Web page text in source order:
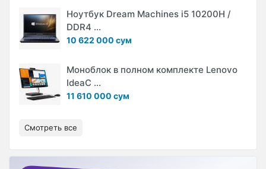
Ноутбук Dream Machines i5 10200H /
DDR4 ...
10 622 000 сум
Моноблок в полном комплекте Lenovo
IdeaC ...
11 610 000 сум
Смотреть все